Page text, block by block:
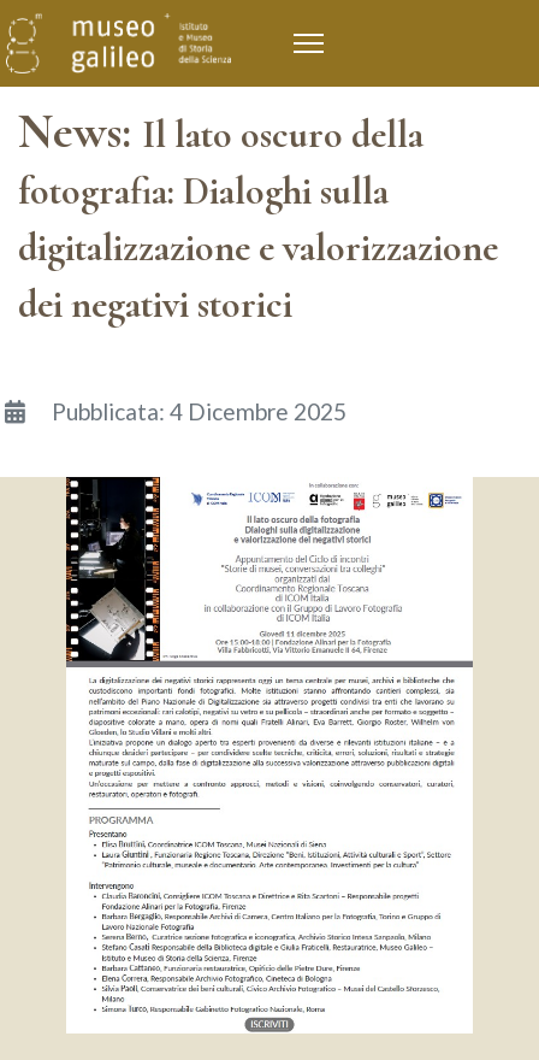
News: Il lato oscuro della
fotografia: Dialoghi sulla
digitalizzazione e valorizzazione
dei negativi storici
DettagliPubblicata: 4 Dicembre 2025